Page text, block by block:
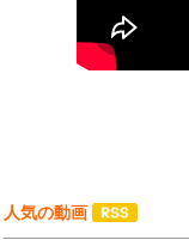
人気の動画